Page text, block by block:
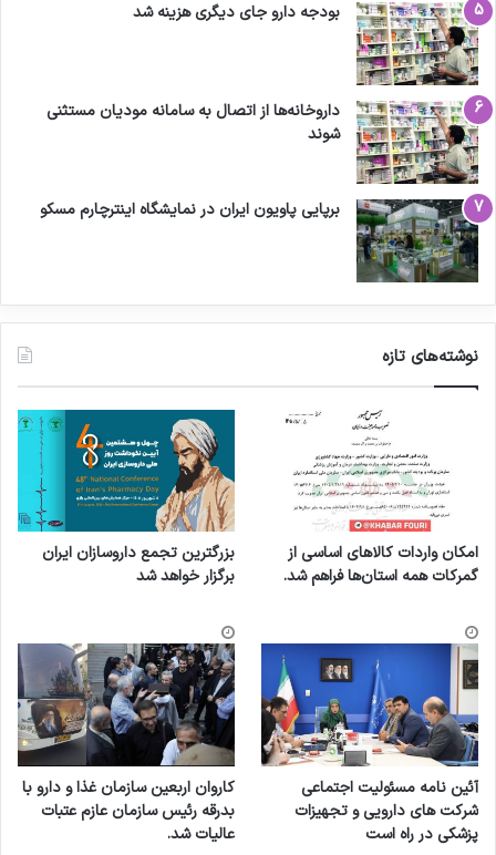
بودجه دارو جای دیگری هزینه شد
داروخانه‌ها از اتصال به سامانه مودیان مستثنی
شوند
برپایی پاویون ایران در نمایشگاه اینترچارم مسکو
نوشته‌های تازه
امکان واردات کالاهای اساسی از
گمرکات همه استان‌ها فراهم شد.
بزرگترین تجمع داروسازان ایران
برگزار خواهد شد
آئین نامه مسئولیت اجتماعی
شرکت های دارویی و تجهیزات
پزشکی در راه است
کاروان اربعین سازمان غذا و دارو با
بدرقه رئیس سازمان عازم عتبات
عالیات شد.